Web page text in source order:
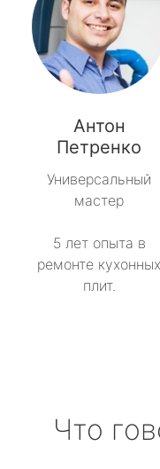
Антон
Петренко
Универсальный
мастер
5 лет опыта в
ремонте кухонных
плит.
Что